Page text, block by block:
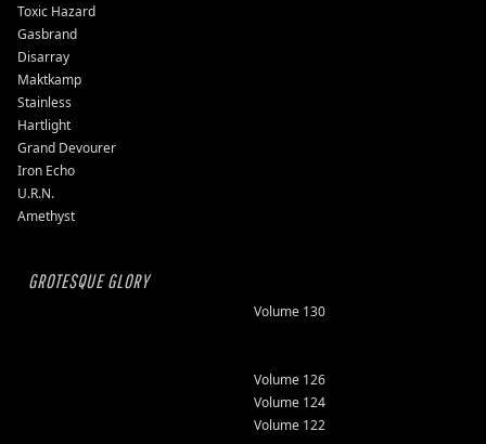
Toxic Hazard
Gasbrand
Disarray
Maktkamp
Stainless
Hartlight
Grand Devourer
Iron Echo
U.R.N.
Amethyst
GROTESQUE GLORY
Volume 130
Volume 126
Volume 124
Volume 122